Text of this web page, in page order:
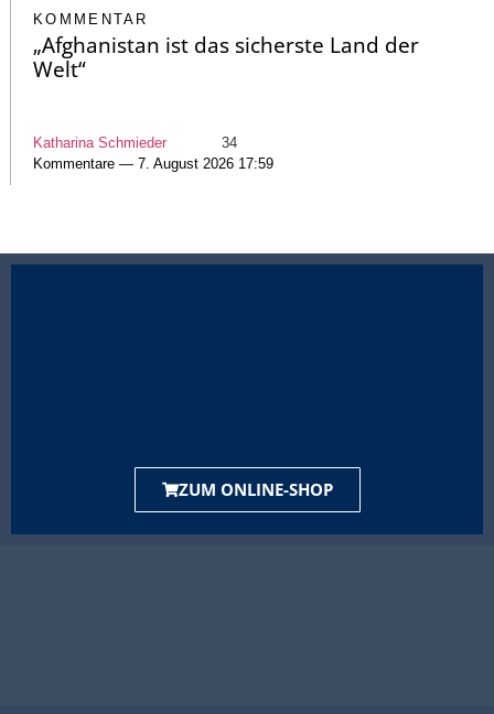
KOMMENTAR
„Afghanistan ist das sicherste Land der
Welt“
Katharina Schmieder
34
Kommentare — 7. August 2026 17:59
ZUM ONLINE-SHOP